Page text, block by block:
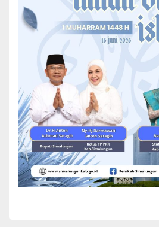
penyerahannya oleh Kepala Dinas
Penandatanganan ini menjadi landasan
peran dan tanggung jawab pemerintah
dalam menghadirkan sistem
bagi saksi dan korban tindak pidana di
Simalungun.
Melalui kesepakatan yang dibuat,
berkomitmen untuk meningkatkan
melalui berbagai upaya. Antara lain,
lintas sektor, penyediaan sarana dan
penguatan layanan rehabilitasi medis,
Kolaborasi ini juga mencakup fasilitasi